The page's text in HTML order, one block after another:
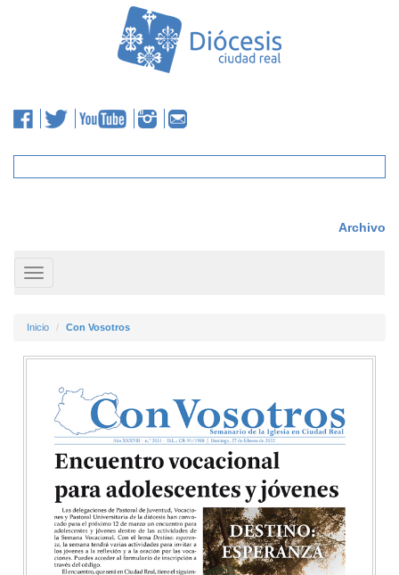
Archivo
Toggle
navigation
Inicio Con Vosotros